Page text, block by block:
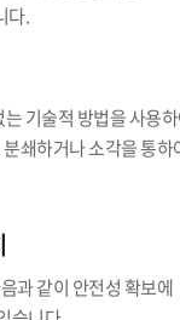
다.
기술적 방법을 사용
쇄하거나 소각을 통하
과 같이 안전성 확보에